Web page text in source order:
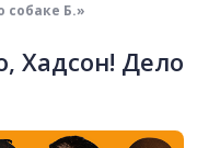
собаке Б.»
Хадсон! Дело